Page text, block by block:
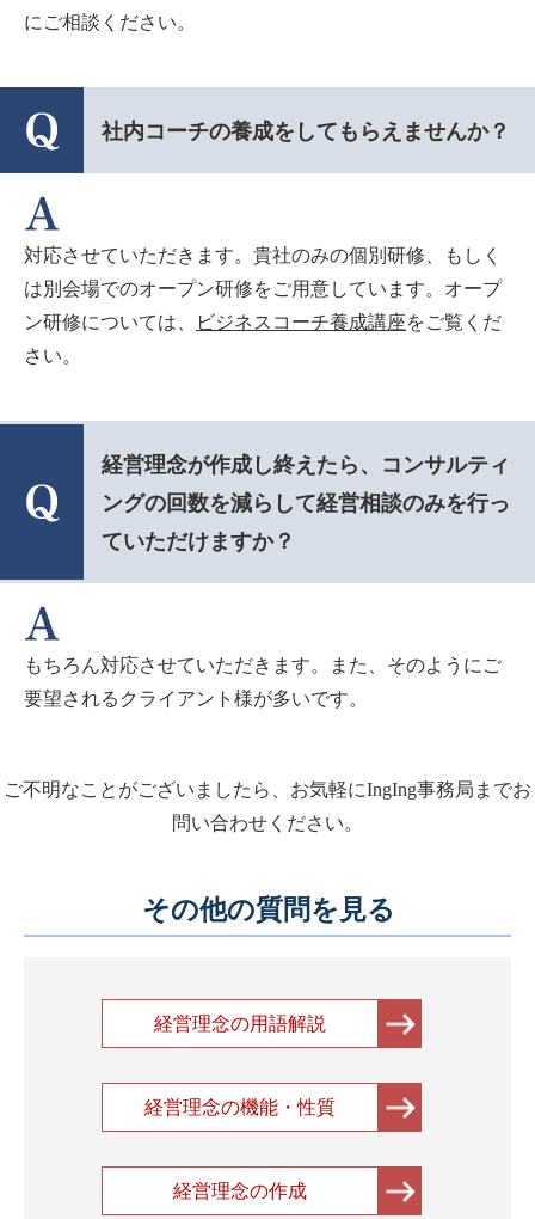
にご相談ください。
社内コーチの養成をしてもらえませんか？
対応させていただきます。貴社のみの個別研修、もしく
は別会場でのオープン研修をご用意しています。オープ
ン研修については、
ビジネスコーチ養成講座をご覧くだ
さい。
経営理念が作成し終えたら、コンサルティ
ングの回数を減らして経営相談のみを行っ
ていただけますか？
もちろん対応させていただきます。また、そのようにご
要望されるクライアント様が多いです。
ご不明なことがございましたら、お気軽にIngIng事務局までお
問い合わせください。
その他の質問を見る
経営理念の用語解説
経営理念の機能・性質
経営理念の作成